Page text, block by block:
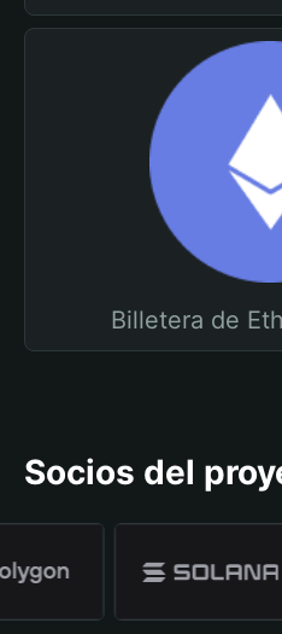
Billetera de
Socios del